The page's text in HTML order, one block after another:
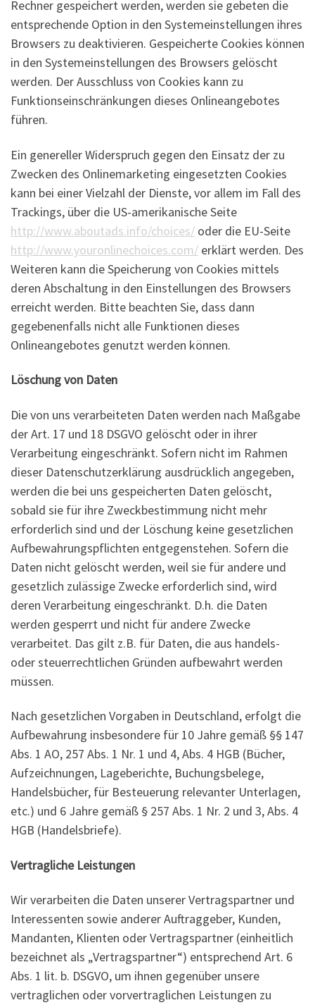
Rechner gespeichert werden, werden sie gebeten die
entsprechende Option in den Systemeinstellungen ihres
Browsers zu deaktivieren. Gespeicherte Cookies können
in den Systemeinstellungen des Browsers gelöscht
werden. Der Ausschluss von Cookies kann zu
Funktionseinschränkungen dieses Onlineangebotes
führen.
Ein genereller Widerspruch gegen den Einsatz der zu
Zwecken des Onlinemarketing eingesetzten Cookies
kann bei einer Vielzahl der Dienste, vor allem im Fall des
Trackings, über die US-amerikanische Seite
http://www.aboutads.info/choices/ oder die EU-Seite
http://www.youronlinechoices.com/ erklärt werden. Des
Weiteren kann die Speicherung von Cookies mittels
deren Abschaltung in den Einstellungen des Browsers
erreicht werden. Bitte beachten Sie, dass dann
gegebenenfalls nicht alle Funktionen dieses
Onlineangebotes genutzt werden können.
Löschung von Daten
Die von uns verarbeiteten Daten werden nach Maßgabe
der Art. 17 und 18 DSGVO gelöscht oder in ihrer
Verarbeitung eingeschränkt. Sofern nicht im Rahmen
dieser Datenschutzerklärung ausdrücklich angegeben,
werden die bei uns gespeicherten Daten gelöscht,
sobald sie für ihre Zweckbestimmung nicht mehr
erforderlich sind und der Löschung keine gesetzlichen
Aufbewahrungspflichten entgegenstehen. Sofern die
Daten nicht gelöscht werden, weil sie für andere und
gesetzlich zulässige Zwecke erforderlich sind, wird
deren Verarbeitung eingeschränkt. D.h. die Daten
werden gesperrt und nicht für andere Zwecke
verarbeitet. Das gilt z.B. für Daten, die aus handels-
oder steuerrechtlichen Gründen aufbewahrt werden
müssen.
Nach gesetzlichen Vorgaben in Deutschland, erfolgt die
Aufbewahrung insbesondere für 10 Jahre gemäß §§ 147
Abs. 1 AO, 257 Abs. 1 Nr. 1 und 4, Abs. 4 HGB (Bücher,
Aufzeichnungen, Lageberichte, Buchungsbelege,
Handelsbücher, für Besteuerung relevanter Unterlagen,
etc.) und 6 Jahre gemäß § 257 Abs. 1 Nr. 2 und 3, Abs. 4
HGB (Handelsbriefe).
Vertragliche Leistungen
Wir verarbeiten die Daten unserer Vertragspartner und
Interessenten sowie anderer Auftraggeber, Kunden,
Mandanten, Klienten oder Vertragspartner (einheitlich
bezeichnet als „Vertragspartner“) entsprechend Art. 6
Abs. 1 lit. b. DSGVO, um ihnen gegenüber unsere
vertraglichen oder vorvertraglichen Leistungen zu